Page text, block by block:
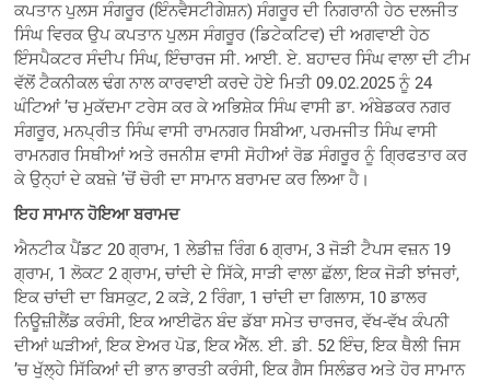
ਕਪਤਾਨ ਪੁਲਸ ਸੰਗਰੂਰ (ਇੰਨਵੈਸਟੀਗੇਸ਼ਨ) ਸੰਗਰੂਰ ਦੀ ਨਿਗਰਾਨੀ ਹੇਠ ਦਲਜੀਤ
ਸਿੰਘ ਵਿਰਕ ਉਪ ਕਪਤਾਨ ਪੁਲਸ ਸੰਗਰੂਰ (ਡਿਟੇਕਟਿਵ) ਦੀ ਅਗਵਾਈ ਹੇਠ
ਇੰਸਪੈਕਟਰ ਸੰਦੀਪ ਸਿੰਘ, ਇੰਚਾਰਜ ਸੀ. ਆਈ. ਏ. ਬਹਾਦਰ ਸਿੰਘ ਵਾਲਾ ਦੀ ਟੀਮ
ਵੱਲੋਂ ਟੈਕਨੀਕਲ ਢੰਗ ਨਾਲ ਕਾਰਵਾਈ ਕਰਦੇ ਹੋਏ ਮਿਤੀ 09.02.2025 ਨੂੰ 24
ਘੰਟਿਆਂ ’ਚ ਮੁਕੱਦਮਾ ਟਰੇਸ ਕਰ ਕੇ ਅਭਿਸ਼ੇਕ ਸਿੰਘ ਵਾਸੀ ਡਾ. ਅੰਬੇਡਕਰ ਨਗਰ
ਸੰਗਰੂਰ, ਮਨਪ੍ਰੀਤ ਸਿੰਘ ਵਾਸੀ ਰਾਮਨਗਰ ਸਿਬੀਆ, ਪਰਮਜੀਤ ਸਿੰਘ ਵਾਸੀ
ਰਾਮਨਗਰ ਸਿਥੀਆਂ ਅਤੇ ਰਜਨੀਸ਼ ਵਾਸੀ ਸੋਹੀਆਂ ਰੋਡ ਸੰਗਰੂਰ ਨੂੰ ਗ੍ਰਿਫਤਾਰ ਕਰ
ਕੇ ਉਨ੍ਹਾਂ ਦੇ ਕਬਜ਼ੇ ’ਚੋਂ ਚੋਰੀ ਦਾ ਸਾਮਾਨ ਬਰਾਮਦ ਕਰ ਲਿਆ ਹੈ।
ਇਹ ਸਾਮਾਨ ਹੋਇਆ ਬਰਾਮਦ
ਐਨਟੀਕ ਪੈਂਡਟ 20 ਗ੍ਰਾਮ, 1 ਲੇਡੀਜ਼ ਰਿੰਗ 6 ਗ੍ਰਾਮ, 3 ਜੋੜੀ ਟੈਪਸ ਵਜ਼ਨ 19
ਗ੍ਰਾਮ, 1 ਲੋਕਟ 2 ਗ੍ਰਾਮ, ਚਾਂਦੀ ਦੇ ਸਿੱਕੇ, ਸਾੜੀ ਵਾਲਾ ਛੱਲਾ, ਇਕ ਜੋੜੀ ਝਾਂਜਰਾਂ,
ਇਕ ਚਾਂਦੀ ਦਾ ਬਿਸਕੁਟ, 2 ਕੜੇ, 2 ਰਿੰਗਾ, 1 ਚਾਂਦੀ ਦਾ ਗਿਲਾਸ, 10 ਡਾਲਰ
ਨਿਊਜ਼ੀਲੈਂਡ ਕਰੰਸੀ, ਇਕ ਆਈਫੋਨ ਬੰਦ ਡੱਬਾ ਸਮੇਤ ਚਾਰਜਰ, ਵੱਖ-ਵੱਖ ਕੰਪਨੀ
ਦੀਆਂ ਘੜੀਆਂ, ਇਕ ਏਅਰ ਪੋਡ, ਇਕ ਐੱਲ. ਈ. ਡੀ. 52 ਇੰਚ, ਇਕ ਥੈਲੀ ਜਿਸ
’ਚ ਖੁੱਲ੍ਹੇ ਸਿੱਕਿਆਂ ਦੀ ਭਾਨ ਭਾਰਤੀ ਕਰੰਸੀ, ਇਕ ਗੈਸ ਸਿਲੰਡਰ ਅਤੇ ਹੋਰ ਸਾਮਾਨ